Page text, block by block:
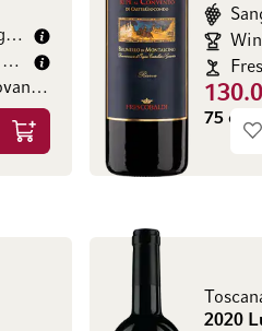
Cabernet Sauvignon
James Suckling 94/100
Ambrogio e Giovanni Folonari
Ajouter au panier
75 cl
2020